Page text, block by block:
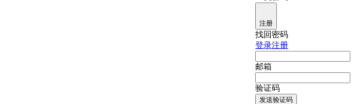
注册
找回密码
登录注册
邮箱
验证码
发送验证码